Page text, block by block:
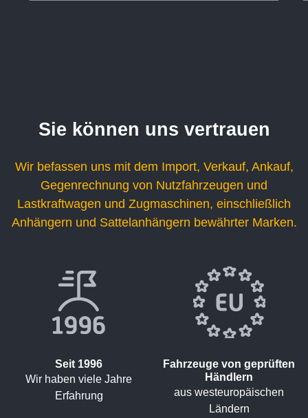
Sie können uns vertrauen
Wir befassen uns mit dem Import, Verkauf, Ankauf,
Gegenrechnung von Nutzfahrzeugen und
Lastkraftwagen und Zugmaschinen, einschließlich
Anhängern und Sattelanhängern bewährter Marken.
Seit 1996
Wir haben viele Jahre
Erfahrung
Fahrzeuge von geprüften
Händlern
aus westeuropäischen
Ländern